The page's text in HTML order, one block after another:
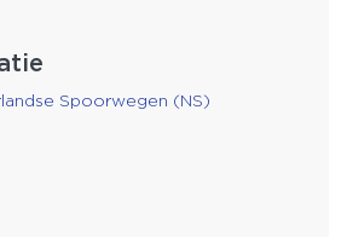
Spoorwegen (NS)